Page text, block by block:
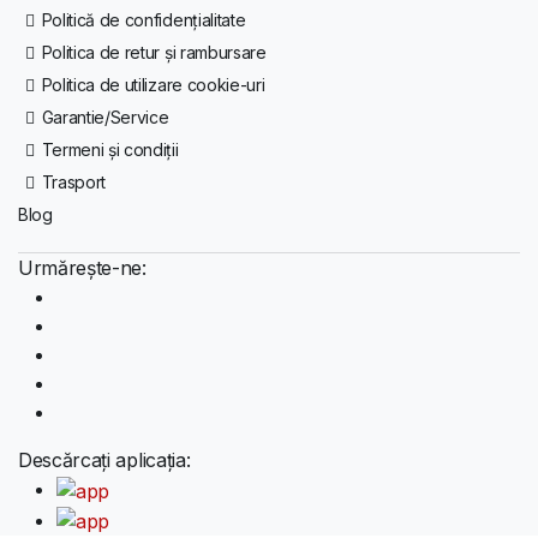
Politică de confidențialitate
Politica de retur și rambursare
Politica de utilizare cookie-uri
Garantie/Service
Termeni și condiții
Trasport
Blog
Urmărește-ne:
Descărcați aplicația: